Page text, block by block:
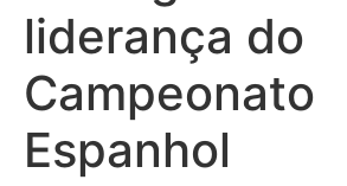
liderança do
Campeonato
Espanhol